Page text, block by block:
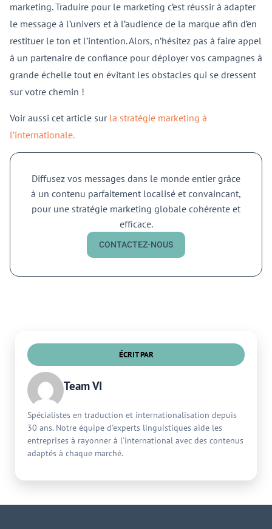
marketing. Traduire pour le marketing c’est réussir à adapter
le message à l’univers et à l’audience de la marque afin d’en
restituer le ton et l’intention. Alors, n’hésitez pas à faire appel
à un partenaire de confiance pour déployer vos campagnes à
grande échelle tout en évitant les obstacles qui se dressent
sur votre chemin !
Voir aussi cet article sur la stratégie marketing à
l’internationale.
Diffusez vos messages dans le monde entier grâce
à un contenu parfaitement localisé et convaincant,
pour une stratégie marketing globale cohérente et
efficace.
CONTACTEZ-NOUS
ÉCRIT PAR
Team VI
Spécialistes en traduction et internationalisation depuis
30 ans. Notre équipe d'experts linguistiques aide les
entreprises à rayonner à l'international avec des contenus
adaptés à chaque marché.